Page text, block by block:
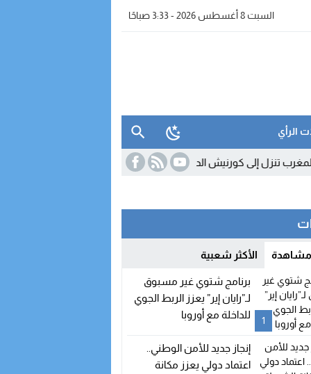
السبت 8 أغسطس 2026 - 3:33 صباحًا
الرأي
إلى كورنيش الداخلة لتقريب عروضها وخدماتها من الزبناء
مشاهدة الأكثر شعبية
1
برنامج شتوي غير مسبوق
لـ”رايان إير” يعزز الربط الجوي
للداخلة مع أوروبا
إنجاز جديد للأمن الوطني..
اعتماد دولي يعزز مكانة